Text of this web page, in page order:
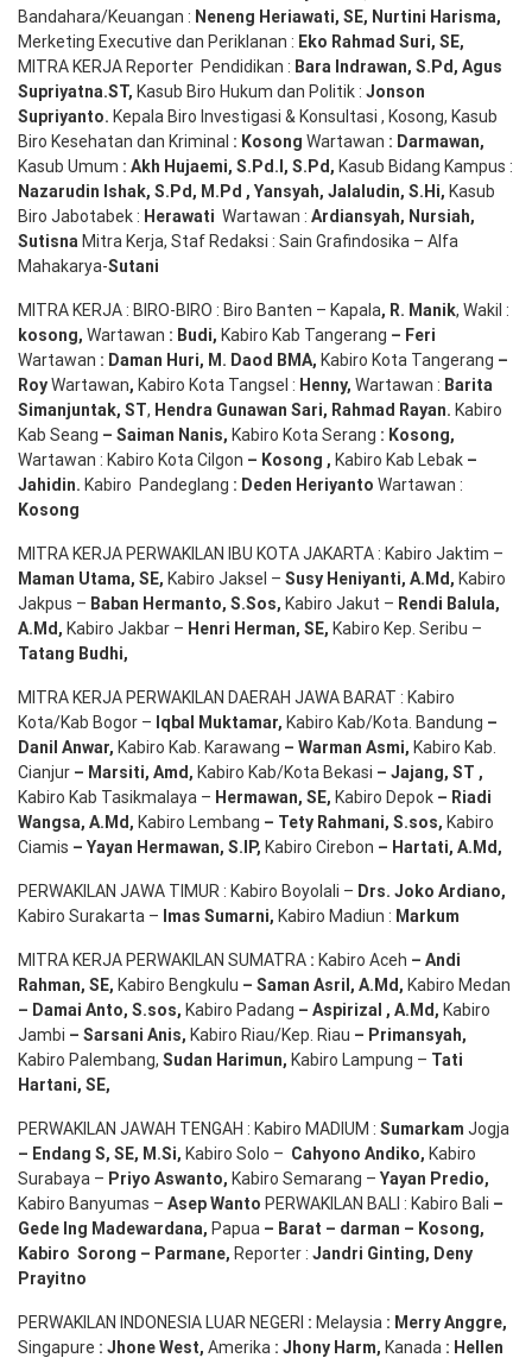
Bandahara/Keuangan : Neneng Heriawati, SE, Nurtini Harisma,
Merketing Executive dan Periklanan : Eko Rahmad Suri, SE,
MITRA KERJA Reporter Pendidikan : Bara Indrawan, S.Pd , Agus
Supriyatna.ST, Kasub Biro Hukum dan Politik : Jonson
Supriyanto. Kepala Biro Investigasi & Konsultasi , Kosong, Kasub
Biro Kesehatan dan Kriminal : Kosong Wartawan : Darmawan,
Kasub Umum : Akh Hujaemi, S.Pd.I, S.Pd , Kasub Bidang Kampus :
Nazarudin Ishak, S.Pd , M.Pd , Yansyah, Jalaludin, S.Hi, Kasub
Biro Jabotabek : Herawati Wartawan : Ardiansyah, Nursiah,
Sutisna Mitra Kerja, Staf Redaksi : Sain Grafindosika – Alfa
Mahakarya-Sutani
MITRA KERJA : BIRO-BIRO : Biro Banten – Kapala, R. Manik, Wakil :
kosong, Wartawan : Budi, Kabiro Kab Tangerang – Feri
Wartawan : Daman Huri, M. Daod BMA, Kabiro Kota Tangerang –
RoyWartawan, Kabiro Kota Tangsel : Henny, Wartawan : Barita
Simanjuntak, ST, Hendra Gunawan Sari, Rahmad Rayan. Kabiro
Kab Seang – Saiman Nanis, Kabiro Kota Serang : Kosong,
Wartawan : Kabiro Kota Cilgon – Kosong , Kabiro Kab Lebak –
Jahidin. Kabiro Pandeglang : Deden Heriyanto Wartawan :
Kosong
MITRA KERJA PERWAKILAN IBU KOTA JAKARTA : Kabiro Jaktim –
Maman Utama, SE, Kabiro Jaksel – Susy Heniyanti, A.Md , Kabiro
Jakpus – Baban Hermanto, S.Sos, Kabiro Jakut – Rendi Balula,
A.Md , Kabiro Jakbar – Henri Herman, SE, Kabiro Kep. Seribu –
Tatang Budhi,
MITRA KERJA PERWAKILAN DAERAH JAWA BARAT : Kabiro
Kota/Kab Bogor – Iqbal Muktamar, Kabiro Kab/Kota. Bandung –
Danil Anwar, Kabiro Kab. Karawang – Warman Asmi, Kabiro Kab.
Cianjur – Marsiti, Amd , Kabiro Kab/Kota Bekasi – Jajang, ST ,
Kabiro Kab Tasikmalaya – Hermawan, SE, Kabiro Depok – Riadi
Wangsa, A.Md , Kabiro Lembang – Tety Rahmani, S.sos, Kabiro
Ciamis – Yayan Hermawan, S.IP, Kabiro Cirebon – Hartati, A.Md ,
PERWAKILAN JAWA TIMUR : Kabiro Boyolali – Drs. Joko Ardiano,
Kabiro Surakarta – Imas Sumarni, Kabiro Madiun : Markum
MITRA KERJA PERWAKILAN SUMATRA : Kabiro Aceh – Andi
Rahman, SE, Kabiro Bengkulu – Saman Asril , A.Md , Kabiro Medan
– Damai Anto, S.sos, Kabiro Padang – Aspirizal , A.Md , Kabiro
Jambi – Sarsani Anis, Kabiro Riau/Kep. Riau – Primansyah,
Kabiro Palembang, Sudan Harimun, Kabiro Lampung – Tati
Hartani, SE,
PERWAKILAN JAWAH TENGAH : Kabiro MADIUM : Sumarkam Jogja
– Endang S, SE, M.Si, Kabiro Solo – Cahyono Andiko, Kabiro
Surabaya – Priyo Aswanto, Kabiro Semarang – Yayan Predio,
Kabiro Banyumas – AsepWanto PERWAKILAN BALI : Kabiro Bali –
Gede Ing Madewardana, Papua – Barat – darman – Kosong,
Kabiro Sorong – Parmane, Reporter : Jandri Ginting, Deny
Prayitno
PERWAKILAN INDONESIA LUAR NEGERI : Melaysia : MerryAnggre,
Singapure : JhoneWest, Amerika : Jhony Harm, Kanada : Hellen